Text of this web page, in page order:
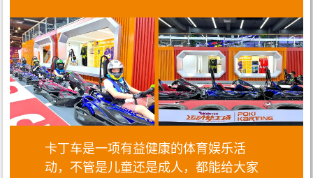
卡丁车是一项有益健康的体育娱乐活
动，不管是儿童还是成人，都能给大家